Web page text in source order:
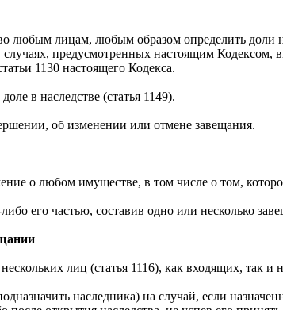
любым лицам, любым образом определить доли
предусмотренных настоящим
1130 настоящего Кодекса.
в наследстве (статья 1149).
об изменении или отмене завещания.
о любом имуществе, в том числе о том,
его частью, составив одно или несколько
лиц (статья 1116), как входящих, так и
наследника) на случай, если